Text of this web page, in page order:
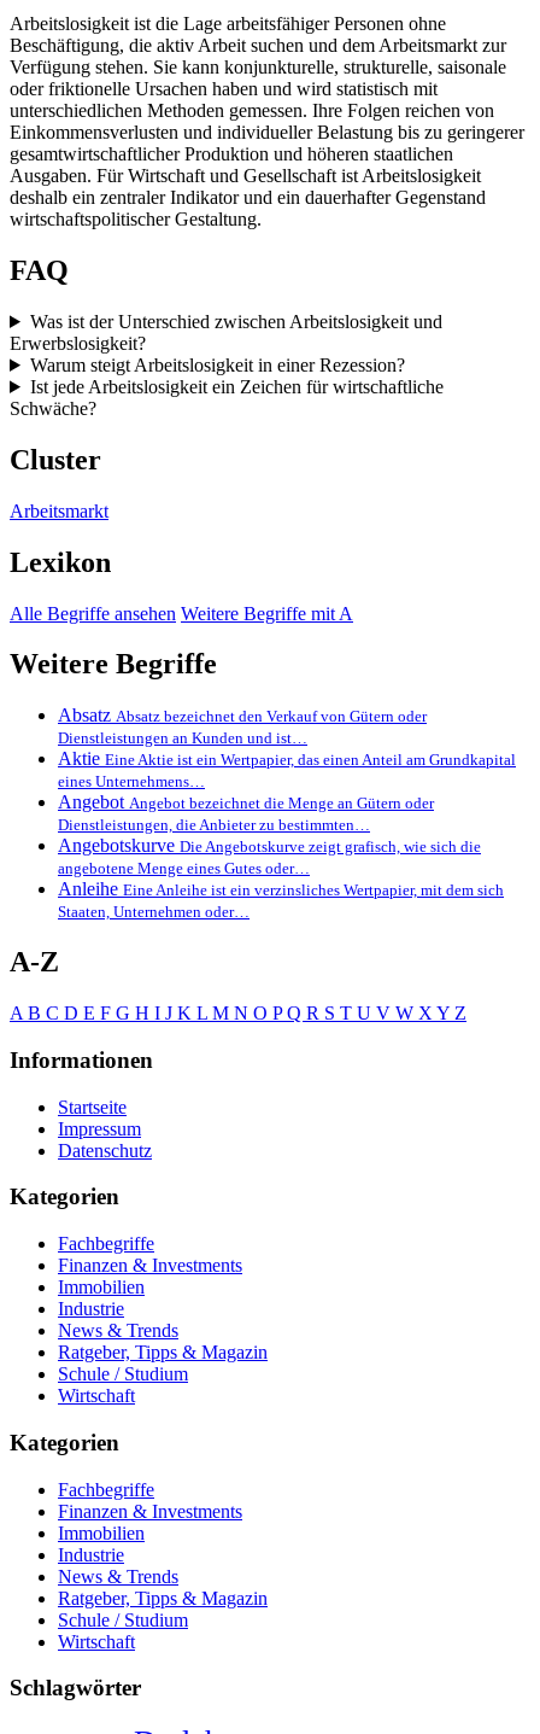
Arbeitslosigkeit ist die Lage arbeitsfähiger Personen ohne
Beschäftigung, die aktiv Arbeit suchen und dem Arbeitsmarkt zur
Verfügung stehen. Sie kann konjunkturelle, strukturelle, saisonale
oder friktionelle Ursachen haben und wird statistisch mit
unterschiedlichen Methoden gemessen. Ihre Folgen reichen von
Einkommensverlusten und individueller Belastung bis zu geringerer
gesamtwirtschaftlicher Produktion und höheren staatlichen
Ausgaben. Für Wirtschaft und Gesellschaft ist Arbeitslosigkeit
deshalb ein zentraler Indikator und ein dauerhafter Gegenstand
wirtschaftspolitischer Gestaltung.
FAQ
Was ist der Unterschied zwischen Arbeitslosigkeit und
Erwerbslosigkeit?
Warum steigt Arbeitslosigkeit in einer Rezession?
Ist jede Arbeitslosigkeit ein Zeichen für wirtschaftliche
Schwäche?
Cluster
Arbeitsmarkt
Lexikon
Alle Begriffe ansehen Weitere Begriffe mit A
Weitere Begriffe
Absatz Absatz bezeichnet den Verkauf von Gütern oder
Dienstleistungen an Kunden und ist…
Aktie Eine Aktie ist ein Wertpapier, das einen Anteil am Grundkapital
eines Unternehmens…
Angebot Angebot bezeichnet die Menge an Gütern oder
Dienstleistungen, die Anbieter zu bestimmten…
Angebotskurve Die Angebotskurve zeigt grafisch, wie sich die
angebotene Menge eines Gutes oder…
Anleihe Eine Anleihe ist ein verzinsliches Wertpapier, mit dem sich
Staaten, Unternehmen oder…
A-Z
A B C D E F G H I J K L M N O PQ R S T U V W X Y Z
Informationen
Startseite
Impressum
Datenschutz
Kategorien
Fachbegriffe
Finanzen & Investments
Immobilien
Industrie
News & Trends
Ratgeber, Tipps & Magazin
Schule / Studium
Wirtschaft
Kategorien
Fachbegriffe
Finanzen & Investments
Immobilien
Industrie
News & Trends
Ratgeber, Tipps & Magazin
Schule / Studium
Wirtschaft
Schlagwörter